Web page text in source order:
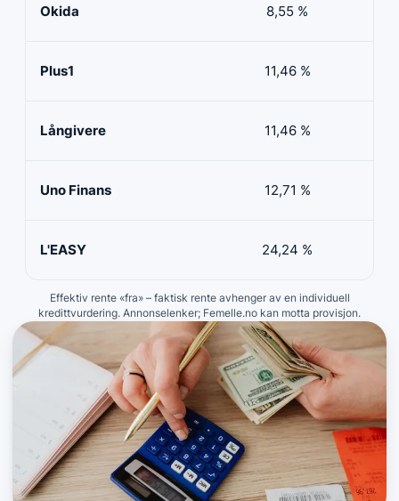
Okida 8,55 %
Plus1 11,46 %
Långivere 11,46 %
Uno Finans 12,71 %
L'EASY 24,24 %
Effektiv rente «fra» – faktisk rente avhenger av en individuell
kredittvurdering. Annonselenker; Femelle.no kan motta provisjon.